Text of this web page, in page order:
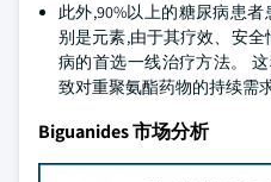
此外,90%以上的糖尿病患
别是元素,由于其疗效、安
病的首选一线治疗方法。
致对重聚氨酯药物的持续需求
Biguanides 市场分析